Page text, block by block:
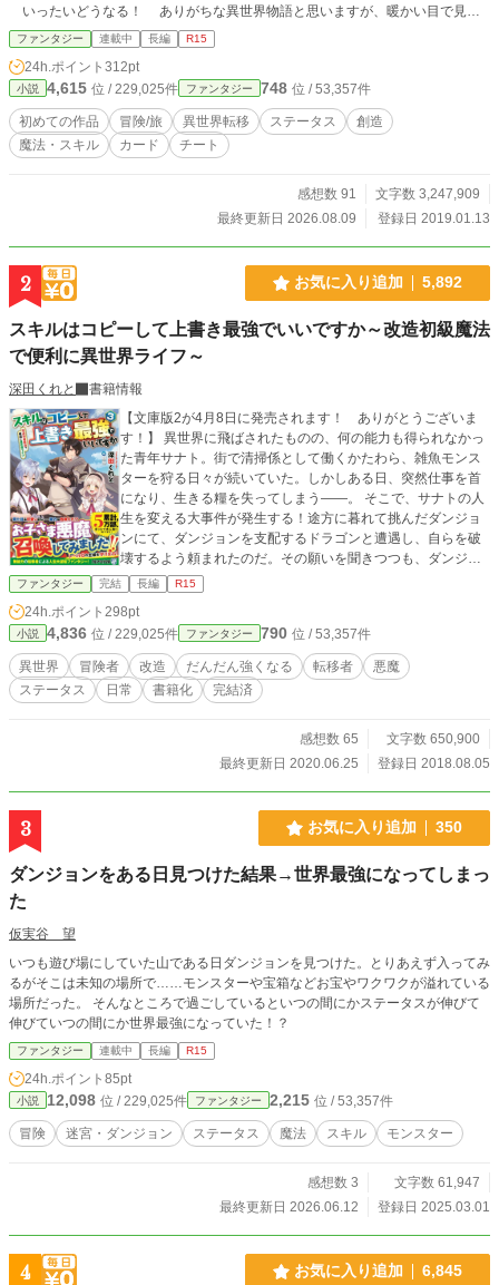
いったいどうなる！ ありがちな異世界物語と思いますが、暖かい目で見て
やってください。 初めての作品なので誤字 脱字などおかしな所が出て来るか
と思いますが、御容赦ください。(気が付けば修正していきます。) ステータス
も何処かで見たことあるような、似たり寄ったりの表示になっているかと思いま
すがどうか御容赦ください。よろしくお願いします。
ファンタジー 連載中 長編 R15
24h.ポイント 312pt
小説 4,615 位 / 229,025件 ファンタジー 748 位 / 53,357件
初めての作品 冒険/旅 異世界転移 ステータス
創造
魔法・スキル
カード チート
感想数 91
文字数 3,247,909
最終更新日 2026.08.09
登録日 2019.01.13
2 お気に入り追加 5,892
スキルはコピーして上書き最強でいいですか～改造初級魔法
で便利に異世界ライフ～
深田くれと
書籍情報
【文庫版2が4月8日に発売されます！ ありがとうございま
す！】 異世界に飛ばされたものの、何の能力も得られなかっ
た青年サナト。街で清掃係として働くかたわら、雑魚モンス
ターを狩る日々が続いていた。しかしある日、突然仕事を首
になり、生きる糧を失ってしまう――。 そこで、サナトの人
生を変える大事件が発生する！途方に暮れて挑んだダンジョ
ンにて、ダンジョンを支配するドラゴンと遭遇し、自らを破
壊するよう頼まれたのだ。その願いを聞きつつも、ダンジョ
ンの後継者にはならず、能力だけを受け継いだサナト。新た
な力――ダンジョンコアとともに、スキルを駆使して異世界
で成り上がる！
ファンタジー 完結 長編 R15
24h.ポイント 298pt
小説 4,836 位 / 229,025件 ファンタジー 790 位 / 53,357件
異世界 冒険者 改造 だんだん強くなる 転移者
悪魔
ステータス
日常 書籍化 完結済
感想数 65
文字数 650,900
最終更新日 2020.06.25
登録日 2018.08.05
3 お気に入り追加 350
ダンジョンをある日見つけた結果→世界最強になってしまっ
た
仮実谷 望
いつも遊び場にしていた山である日ダンジョンを見つけた。とりあえず入ってみ
るがそこは未知の場所で……モンスターや宝箱などお宝やワクワクが溢れている
場所だった。 そんなところで過ごしているといつの間にかステータスが伸びて
伸びていつの間にか世界最強になっていた！？
ファンタジー 連載中 長編 R15
24h.ポイント 85pt
小説 12,098 位 / 229,025件 ファンタジー 2,215 位 / 53,357件
冒険 迷宮・ダンジョン ステータス 魔法 スキル モンスター
感想数 3
文字数 61,947
最終更新日 2026.06.12
登録日 2025.03.01
4 お気に入り追加 6,845